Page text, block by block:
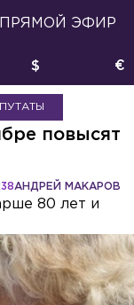
ПРЯМОЙ ЭФИР
$ €
повысят
АНДРЕЙ МАКАРОВ
80 лет и